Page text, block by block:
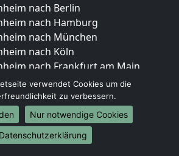
nach Berlin
nach Hamburg
nach München
nach Köln
nach Frankfurt am Main
nach Stuttgart
nach Düsseldorf
nach Leipzig
nach Dortmund
nach Essen
verwendet Cookies um die
zu verbessern.
Nur notwendige Cookies
Datenschutzerklärung